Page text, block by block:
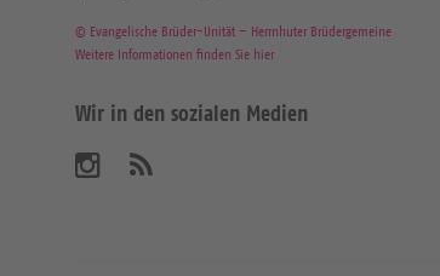
© Evangelische Brüder-Unität – Herrnhuter Brüdergemeine
Weitere Informationen finden Sie hier
Wir in den sozialen Medien